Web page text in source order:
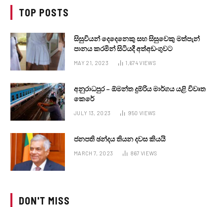
TOP POSTS
සිසුවියන් දෙදෙනෙකු සහ සිසුවෙකු මත්පැන්
පානය කරමින් සිටියදී අත්අඩංගුවට
MAY 21, 2023 1,674VIEWS
අනුරාධපුර – ඕමන්ත දුම්රිය මාර්ගය යළි විවෘත
කෙරේ
JULY 13, 2023 950 VIEWS
ජනපති ඡන්දය තියන දවස කියයි
MARCH 7, 2023 867 VIEWS
DON'T MISS